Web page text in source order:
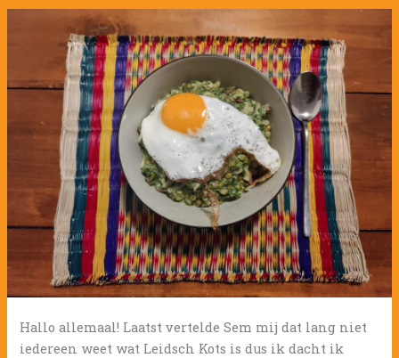
Hallo allemaal! Laatst vertelde Sem mij dat lang niet
iedereen weet wat Leidsch Kots is dus ik dacht ik